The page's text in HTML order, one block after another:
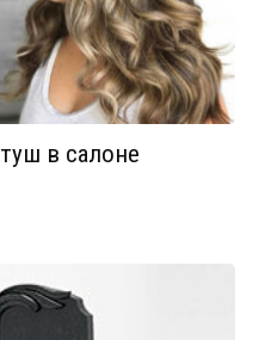
в салоне